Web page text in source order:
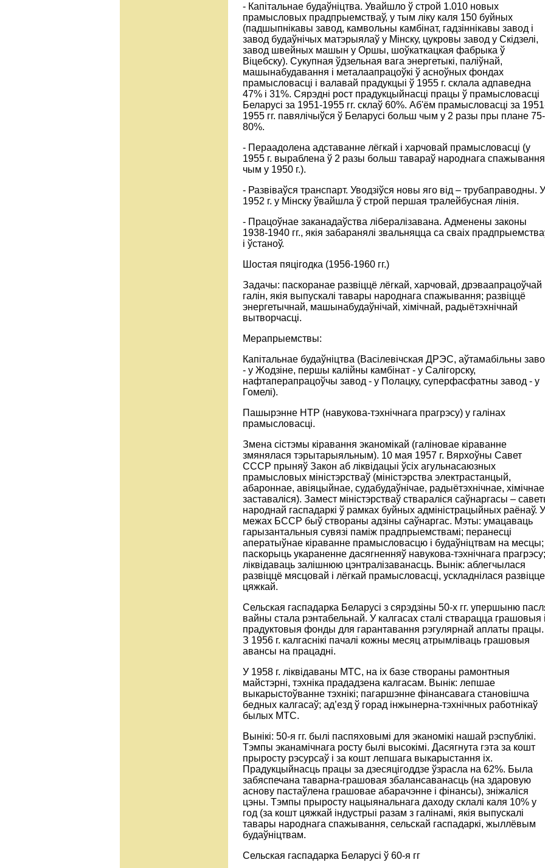
- Капітальнае будаўніцтва. Увайшло ў строй 1.010 новых
прамысловых прадпрыемстваў, у тым ліку каля 150 буйных
(падшыпнікавы завод, камвольны камбінат, гадзіннікавы завод і
завод будаўнічых матэрыялаў у Мінску, цукровы завод у Скідзелі,
завод швейных машын у Оршы, шоўкаткацкая фабрыка ў
Віцебску). Сукупная ўдзельная вага энергетыкі, паліўнай,
машынабудавання і металаапрацоўкі ў асноўных фондах
прамысловасці і валавай прадукцыі ў 1955 г. склала адпаведна
47% і 31%. Сярэдні рост прадукцыйнасці працы ў прамысловасці
Беларусі за 1951-1955 гг. склаў 60%. Аб'ём прамысловасці за
1955 гг. павялічыўся ў Беларусі больш чым у 2 разы пры плане 75-
80%.
- Пераадолена адставанне лёгкай і харчовай прамысловасці (у
1955 г. выраблена ў 2 разы больш тавараў народнага
чым у 1950 г.).
- Развіваўся транспарт. Уводзіўся новы яго від – трубаправодны. У
1952 г. у Мінску ўвайшла ў строй першая тралейбусная лінія.
- Працоўнае заканадаўства лібералізавана. Адменены законы
1938-1940 гг., якія забаранялі звальняцца са сваіх
і ўстаноў.
Шостая пяцігодка (1956-1960 гг.)
Задачы: паскоранае развіццё лёгкай, харчовай, дрэваапрацоўчай
галін, якія выпускалі тавары народнага спажывання; развіццё
энергетычнай, машынабудаўнічай, хімічнай, радыётэхнічнай
вытворчасці.
Мерапрыемствы:
Капітальнае будаўніцтва (Васілевічская ДРЭС, аўтамабільны
- у Жодзіне, першы калійны камбінат - у Салігорску,
нафтаперапрацоўчы завод - у Полацку, суперфасфатны завод - у
Гомелі).
Пашырэнне НТР (навукова-тэхнічнага прагрэсу) у галінах
прамысловасці.
Змена сістэмы кіравання эканомікай (галіновае кіраванне
змянялася тэрытарыяльным). 10 мая 1957 г. Вярхоўны Савет
СССР прыняў Закон аб ліквідацыі ўсіх агульнасаюзных
прамысловых міністэрстваў (міністэрства электрастанцый,
абароннае, авіяцыйнае, судабудаўнічае, радыётэхнічнае, хімічнае
заставаліся). Замест міністэрстваў ствараліся саўнаргасы –
народнай гаспадаркі ў рамках буйных адміністрацыйных раёнаў. У
межах БССР быў створаны адзіны саўнаргас. Мэты: умацаваць
гарызантальныя сувязі паміж прадпрыемствамі; перанесці
аператыўнае кіраванне прамысловасцю і будаўніцтвам на месцы;
паскорыць укараненне дасягненняў навукова-тэхнічнага прагрэсу;
ліквідаваць залішнюю цэнтралізаванасць. Вынік: аблегчылася
развіццё мясцовай і лёгкай прамысловасці, ускладнілася развіцце
цяжкай.
Сельская гаспадарка Беларусі з сярэдзіны 50-х гг. упершыню
вайны стала рэнтабельнай. У калгасах сталі стварацца грашовыя
прадуктовыя фонды для гарантавання рэгулярнай аплаты працы.
З 1956 г. калгаснікі пачалі кожны месяц атрымліваць грашовыя
авансы на працадні.
У 1958 г. ліквідаваны МТС, на іх базе створаны рамонтныя
майстэрні, тэхніка прададзена калгасам. Вынік: лепшае
выкарыстоўванне тэхнікі; пагаршэнне фінансавага становішча
бедных калгасаў; ад’езд ў горад інжынерна-тэхнічных работнікаў
былых МТС.
Вынікі: 50-я гг. былі паспяховымі для эканомікі нашай рэспублікі.
Тэмпы эканамічнага росту былі высокімі. Дасягнута гэта за кошт
прыросту рэсурсаў і за кошт лепшага выкарыстання іх.
Прадукцыйнасць працы за дзесяцігоддзе ўзрасла на 62%. Была
забяспечана таварна-грашовая збалансаванасць (на здаровую
аснову пастаўлена грашовае абарачэнне і фінансы), зніжаліся
цэны. Тэмпы прыросту нацыянальнага даходу склалі каля 10% у
год (за кошт цяжкай індустрыі разам з галінамі, якія выпускалі
тавары народнага спажывання, сельскай гаспадаркі, жыллёвым
будаўніцтвам.
Сельская гаспадарка Беларусі ў 60-я гг